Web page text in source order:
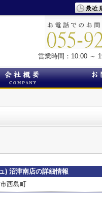
営業時間：10:00 ～
) 沼津南店の詳細情報
西島町